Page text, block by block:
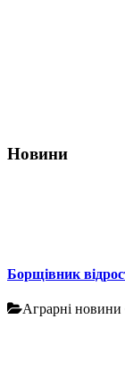
Новини
Борщівник
Аграрні новини